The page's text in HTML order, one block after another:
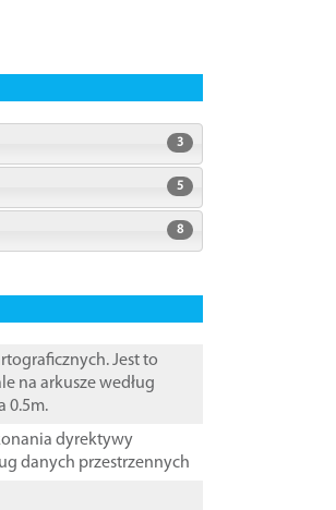
3
5
8
Jest to
na arkusze według
0.5m.
dyrektywy
danych przestrzennych